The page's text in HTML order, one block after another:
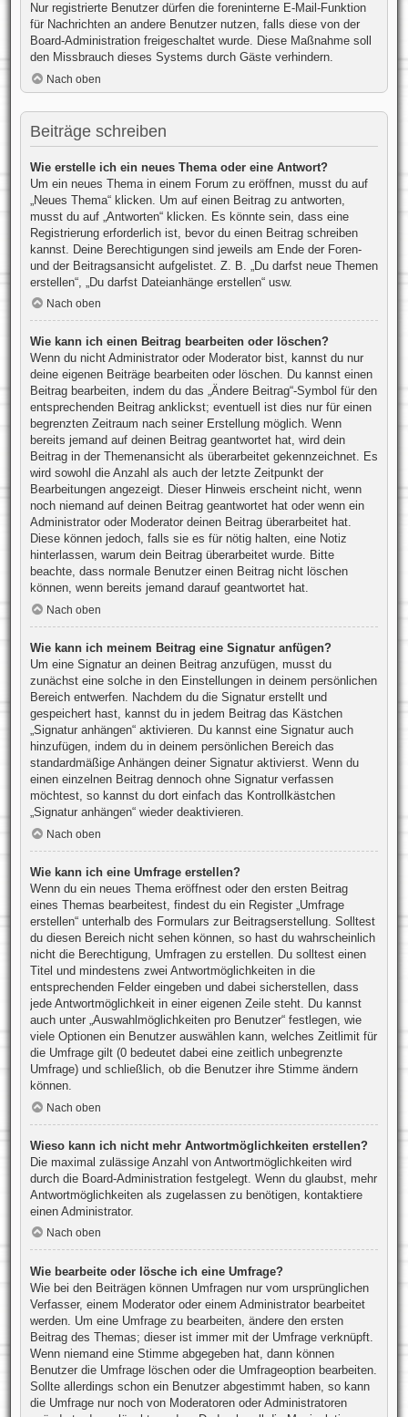
Nur registrierte Benutzer dürfen die foreninterne E-Mail-Funktion
für Nachrichten an andere Benutzer nutzen, falls diese von der
Board-Administration freigeschaltet wurde. Diese Maßnahme soll
den Missbrauch dieses Systems durch Gäste verhindern.
Nach oben
Beiträge schreiben
Wie erstelle ich ein neues Thema oder eine Antwort?
Um ein neues Thema in einem Forum zu eröffnen, musst du auf
„Neues Thema“ klicken. Um auf einen Beitrag zu antworten,
musst du auf „Antworten“ klicken. Es könnte sein, dass eine
Registrierung erforderlich ist, bevor du einen Beitrag schreiben
kannst. Deine Berechtigungen sind jeweils am Ende der Foren-
und der Beitragsansicht aufgelistet. Z. B. „Du darfst neue Themen
erstellen“, „Du darfst Dateianhänge erstellen“ usw.
Nach oben
Wie kann ich einen Beitrag bearbeiten oder löschen?
Wenn du nicht Administrator oder Moderator bist, kannst du nur
deine eigenen Beiträge bearbeiten oder löschen. Du kannst einen
Beitrag bearbeiten, indem du das „Ändere Beitrag“-Symbol für den
entsprechenden Beitrag anklickst; eventuell ist dies nur für einen
begrenzten Zeitraum nach seiner Erstellung möglich. Wenn
bereits jemand auf deinen Beitrag geantwortet hat, wird dein
Beitrag in der Themenansicht als überarbeitet gekennzeichnet. Es
wird sowohl die Anzahl als auch der letzte Zeitpunkt der
Bearbeitungen angezeigt. Dieser Hinweis erscheint nicht, wenn
noch niemand auf deinen Beitrag geantwortet hat oder wenn ein
Administrator oder Moderator deinen Beitrag überarbeitet hat.
Diese können jedoch, falls sie es für nötig halten, eine Notiz
hinterlassen, warum dein Beitrag überarbeitet wurde. Bitte
beachte, dass normale Benutzer einen Beitrag nicht löschen
können, wenn bereits jemand darauf geantwortet hat.
Nach oben
Wie kann ich meinem Beitrag eine Signatur anfügen?
Um eine Signatur an deinen Beitrag anzufügen, musst du
zunächst eine solche in den Einstellungen in deinem persönlichen
Bereich entwerfen. Nachdem du die Signatur erstellt und
gespeichert hast, kannst du in jedem Beitrag das Kästchen
„Signatur anhängen“ aktivieren. Du kannst eine Signatur auch
hinzufügen, indem du in deinem persönlichen Bereich das
standardmäßige Anhängen deiner Signatur aktivierst. Wenn du
einen einzelnen Beitrag dennoch ohne Signatur verfassen
möchtest, so kannst du dort einfach das Kontrollkästchen
„Signatur anhängen“ wieder deaktivieren.
Nach oben
Wie kann ich eine Umfrage erstellen?
Wenn du ein neues Thema eröffnest oder den ersten Beitrag
eines Themas bearbeitest, findest du ein Register „Umfrage
erstellen“ unterhalb des Formulars zur Beitragserstellung. Solltest
du diesen Bereich nicht sehen können, so hast du wahrscheinlich
nicht die Berechtigung, Umfragen zu erstellen. Du solltest einen
Titel und mindestens zwei Antwortmöglichkeiten in die
entsprechenden Felder eingeben und dabei sicherstellen, dass
jede Antwortmöglichkeit in einer eigenen Zeile steht. Du kannst
auch unter „Auswahlmöglichkeiten pro Benutzer“ festlegen, wie
viele Optionen ein Benutzer auswählen kann, welches Zeitlimit für
die Umfrage gilt (0 bedeutet dabei eine zeitlich unbegrenzte
Umfrage) und schließlich, ob die Benutzer ihre Stimme ändern
können.
Nach oben
Wieso kann ich nicht mehr Antwortmöglichkeiten erstellen?
Die maximal zulässige Anzahl von Antwortmöglichkeiten wird
durch die Board-Administration festgelegt. Wenn du glaubst, mehr
Antwortmöglichkeiten als zugelassen zu benötigen, kontaktiere
einen Administrator.
Nach oben
Wie bearbeite oder lösche ich eine Umfrage?
Wie bei den Beiträgen können Umfragen nur vom ursprünglichen
Verfasser, einem Moderator oder einem Administrator bearbeitet
werden. Um eine Umfrage zu bearbeiten, ändere den ersten
Beitrag des Themas; dieser ist immer mit der Umfrage verknüpft.
Wenn niemand eine Stimme abgegeben hat, dann können
Benutzer die Umfrage löschen oder die Umfrageoption bearbeiten.
Sollte allerdings schon ein Benutzer abgestimmt haben, so kann
die Umfrage nur noch von Moderatoren oder Administratoren